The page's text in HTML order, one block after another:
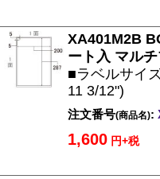
XA401M2B
ート入 マル
■ラベルサイ
11 3/12")
注文番号(商品名):
1,600 円+税